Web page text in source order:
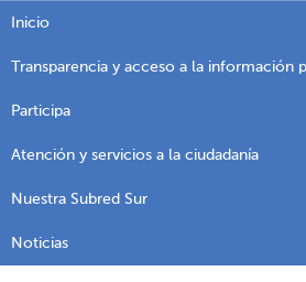
Inicio
Transparencia y acceso a la información
Participa
Atención y servicios a la ciudadanía
Nuestra Subred Sur
Noticias